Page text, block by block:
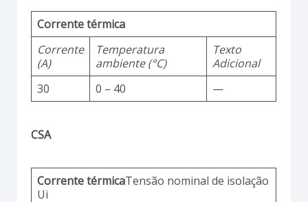
Corrente térmica
Corrente
(A)
Temperatura
ambiente (°C)
Texto
Adicional
30
0 – 40 —
CSA
Corrente térmicaTensão nominal de isolação
Ui